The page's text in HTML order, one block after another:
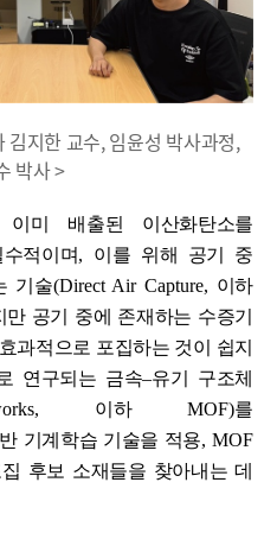
지한 교수, 임윤성 박사과정,
박사 >
미 배출된 이산화탄소를
적이며, 이를 위해 공기 중
기술(Direct Air Capture, 이하
만 공기 중에 존재하는 수증기
과적으로 포집하는 것이 쉽지
연구되는 금속–유기 구조체
이하MOF)를
기계학습 기술을 적용, MOF
후보 소재들을 찾아내는 데